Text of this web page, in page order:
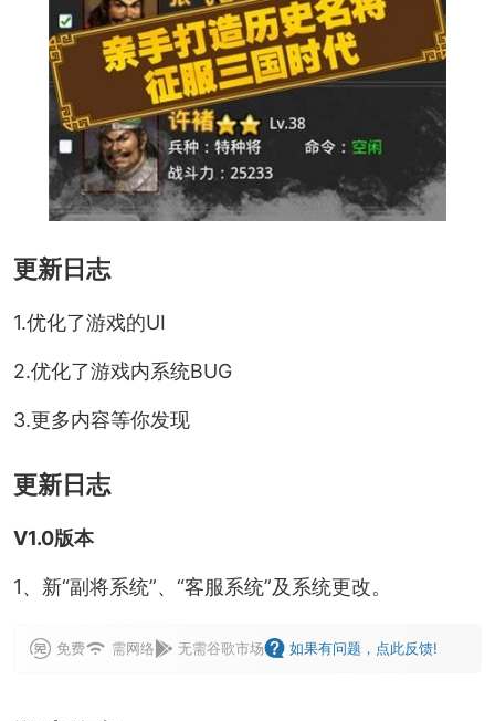
更新日志
1.优化了游戏的UI
2.优化了游戏内系统BUG
3.更多内容等你发现
更新日志
V1.0版本
1、新“副将系统”、“客服系统”及系统更改。
免费 需网络 无需谷歌市场 如果有问题，点此反馈!